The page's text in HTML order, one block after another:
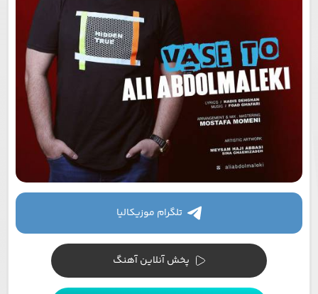
تلگرام موزیکالیا
پخش آنلاین آهنگ